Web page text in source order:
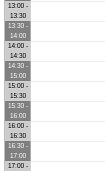
13:00 -
13:30
13:30 -
14:00
14:00 -
14:30
14:30 -
15:00
15:00 -
15:30
15:30 -
16:00
16:00 -
16:30
16:30 -
17:00
17:00 -